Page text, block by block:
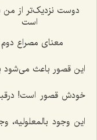
دوست نزدیک‌تر از
است
معنای مصراع
این قصور باعث
خودش قصور است!
این وجود